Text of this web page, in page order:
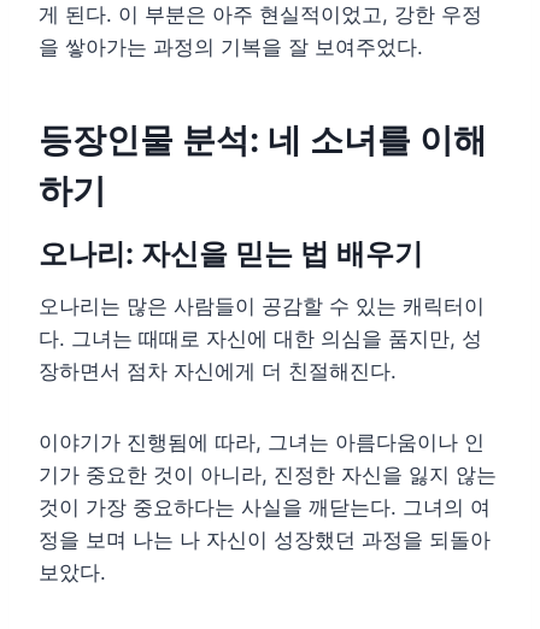
게 된다. 이 부분은 아주 현실적이었고, 강한 우정
을 쌓아가는 과정의 기복을 잘 보여주었다.
등장인물 분석: 네 소녀를 이해
하기
오나리: 자신을 믿는 법 배우기
오나리는 많은 사람들이 공감할 수 있는 캐릭터이
다. 그녀는 때때로 자신에 대한 의심을 품지만, 성
장하면서 점차 자신에게 더 친절해진다.
이야기가 진행됨에 따라, 그녀는 아름다움이나 인
기가 중요한 것이 아니라, 진정한 자신을 잃지 않는
것이 가장 중요하다는 사실을 깨닫는다. 그녀의 여
정을 보며 나는 나 자신이 성장했던 과정을 되돌아
보았다.